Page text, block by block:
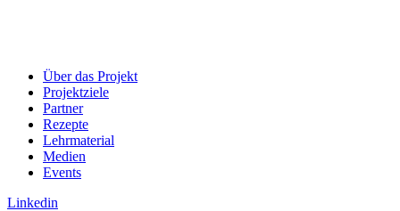
Über das Projekt
Projektziele
Partner
Rezepte
Lehrmaterial
Medien
Events
Linkedin